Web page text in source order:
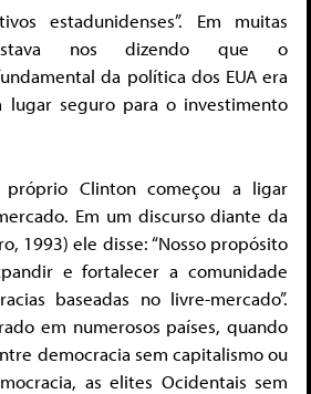
estadunidenses”. Em muitas
nos dizendo que o
da política dos EUA era
seguro para o investimento
Clinton começou a ligar
Em um discurso diante da
1993) ele disse: “Nosso propósito
e fortalecer a comunidade
baseadas no livre-mercado”.
em numerosos países, quando
democracia sem capitalismo ou
as elites Ocidentais sem